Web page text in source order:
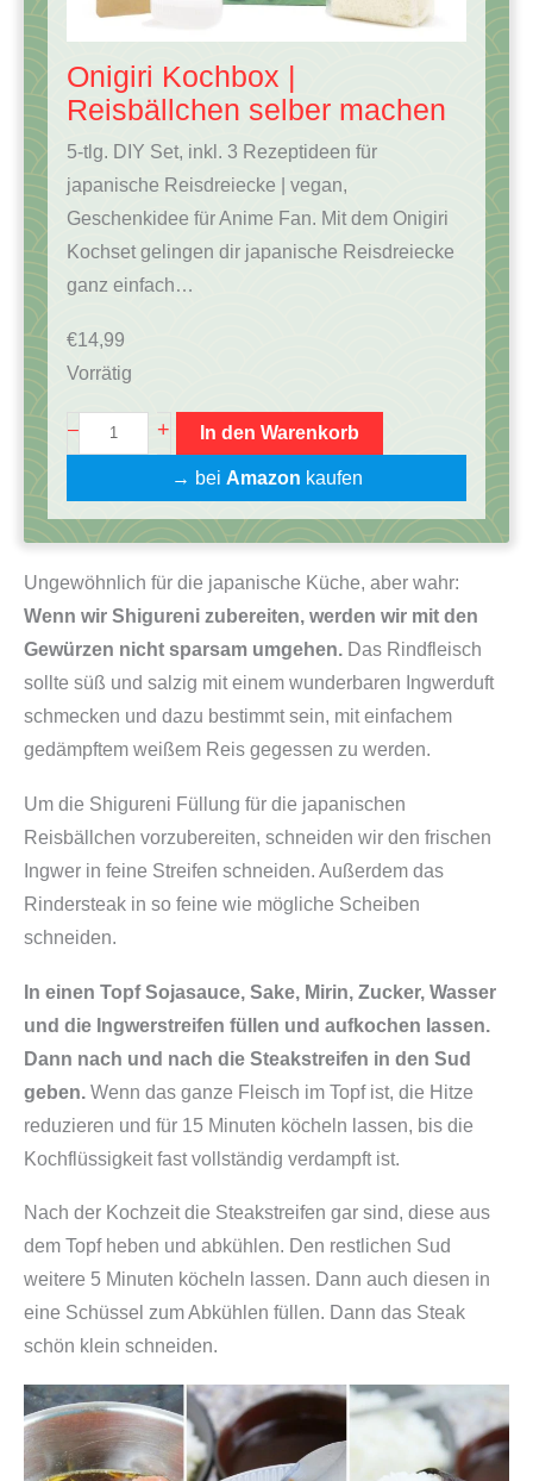
Onigiri Kochbox |
Reisbällchen selber machen
5-tlg. DIY Set, inkl. 3 Rezeptideen für
japanische Reisdreiecke | vegan,
Geschenkidee für Anime Fan. Mit dem Onigiri
Kochset gelingen dir japanische Reisdreiecke
ganz einfach…
€14,99
Vorrätig
–
O
n
g
r
i
K
o
c
h
b
o
R
i
s
b
ä
l
l
l
b
e
+ In den Warenkorb
→ bei Amazon kaufen
Ungewöhnlich für die japanische Küche, aber wahr:
Wenn wir Shigureni zubereiten, werden wir mit den
Gewürzen nicht sparsam umgehen. Das Rindfleisch
sollte süß und salzig mit einem wunderbaren Ingwerduft
schmecken und dazu bestimmt sein, mit einfachem
gedämpftem weißem Reis gegessen zu werden.
Um die Shigureni Füllung für die japanischen
Reisbällchen vorzubereiten, schneiden wir den frischen
Ingwer in feine Streifen schneiden. Außerdem das
Rindersteak in so feine wie mögliche Scheiben
schneiden.
In einen Topf Sojasauce, Sake, Mirin, Zucker, Wasser
und die Ingwerstreifen füllen und aufkochen lassen.
Dann nach und nach die Steakstreifen in den Sud
geben. Wenn das ganze Fleisch im Topf ist, die Hitze
reduzieren und für 15 Minuten köcheln lassen, bis die
Kochflüssigkeit fast vollständig verdampft ist.
Nach der Kochzeit die Steakstreifen gar sind, diese aus
dem Topf heben und abkühlen. Den restlichen Sud
weitere 5 Minuten köcheln lassen. Dann auch diesen in
eine Schüssel zum Abkühlen füllen. Dann das Steak
schön klein schneiden.